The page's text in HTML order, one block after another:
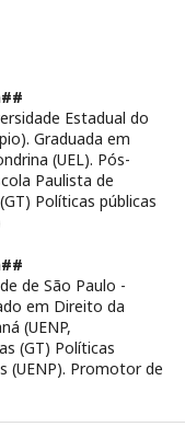
Estadual do
Graduada em
(UEL). Pós-
Paulista de
Políticas públicas
de São Paulo -
em Direito da
(UENP,
(GT) Políticas
(UENP). Promotor de